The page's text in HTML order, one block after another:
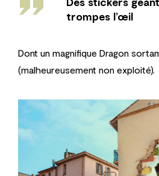
''
trompes l’œil
Dont un magnifique Dragon
(malheureusement non exploité).